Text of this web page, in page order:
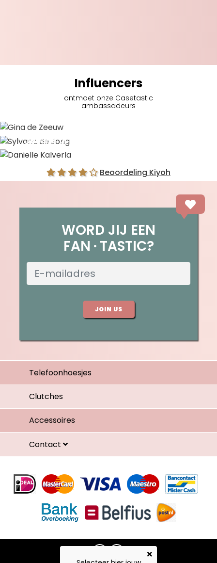
Influencers
ontmoet onze Casetastic
ambassadeurs
Sylvana de Jong
Beoordeling Kiyoh
WORD JIJ EEN
FAN TASTIC?
JOIN US
Telefoonhoesjes
Clutches
Accessoires
Contact